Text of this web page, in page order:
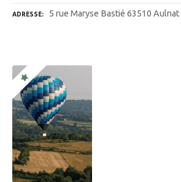
ADRESSE 5 rue Maryse Bastié 63510 Aulnat